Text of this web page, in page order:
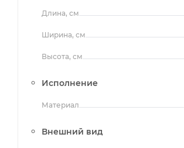
Длина, см
Ширина, см
Высота, см
Исполнение
Материал
Внешний вид